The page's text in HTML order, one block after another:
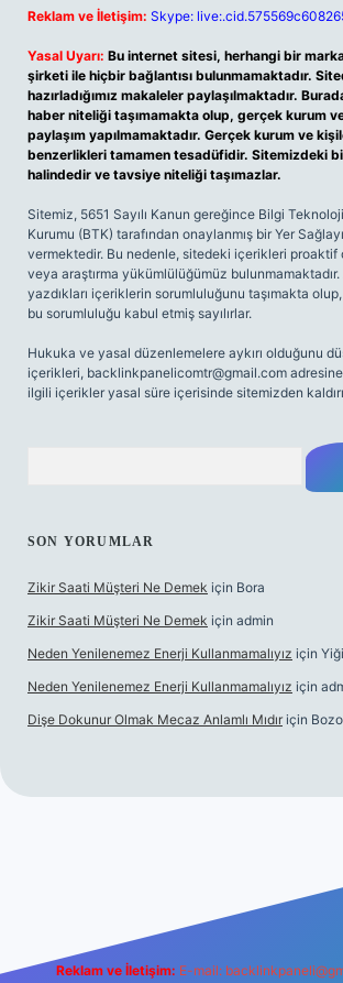
Reklam ve İletişim: Skype:
Yasal Uyarı: Bu internet sitesi, herhangi bir
şirketi ile hiçbir bağlantısı bulunmamaktadır.
hazırladığımız makaleler paylaşılmaktadır.
haber niteliği taşımamakta olup, gerçek kurum
paylaşım yapılmamaktadır. Gerçek kurum ve
benzerlikleri tamamen tesadüfidir. Sitemizdeki
halindedir ve tavsiye niteliği taşımazlar.
Sitemiz, 5651 Sayılı Kanun gereğince Bilgi
Kurumu (BTK) tarafından onaylanmış bir Yer
vermektedir. Bu nedenle, sitedeki içerikleri proaktif
veya araştırma yükümlülüğümüz
yazdıkları içeriklerin sorumluluğunu taşımakta
bu sorumluluğu kabul etmiş sayılırlar.
Hukuka ve yasal düzenlemelere aykırı olduğunu
içerikleri, backlinkpanelicomtr@gmail.com
ilgili içerikler yasal süre içerisinde sitemizden
SON YORUMLAR
Zikir Saati Müşteri Ne Demek için Bora
Zikir Saati Müşteri Ne Demek için admin
Neden Yenilenemez Enerji Kullanmamalıyız için
Neden Yenilenemez Enerji Kullanmamalıyız için
Dişe Dokunur Olmak Mecaz Anlamlı Mıdır için
Reklam ve İletişim: E-mail: